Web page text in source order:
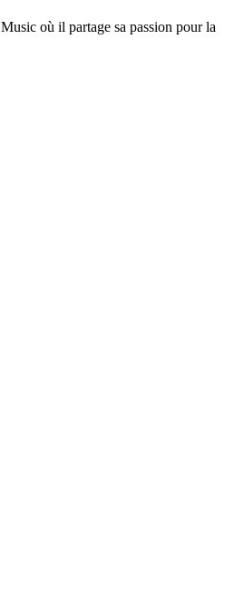
où il partage sa passion pour la